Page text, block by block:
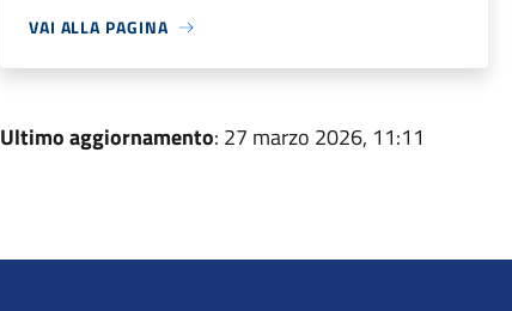
VAI ALLA PAGINA
Ultimo aggiornamento: 27 marzo 2026, 11:11